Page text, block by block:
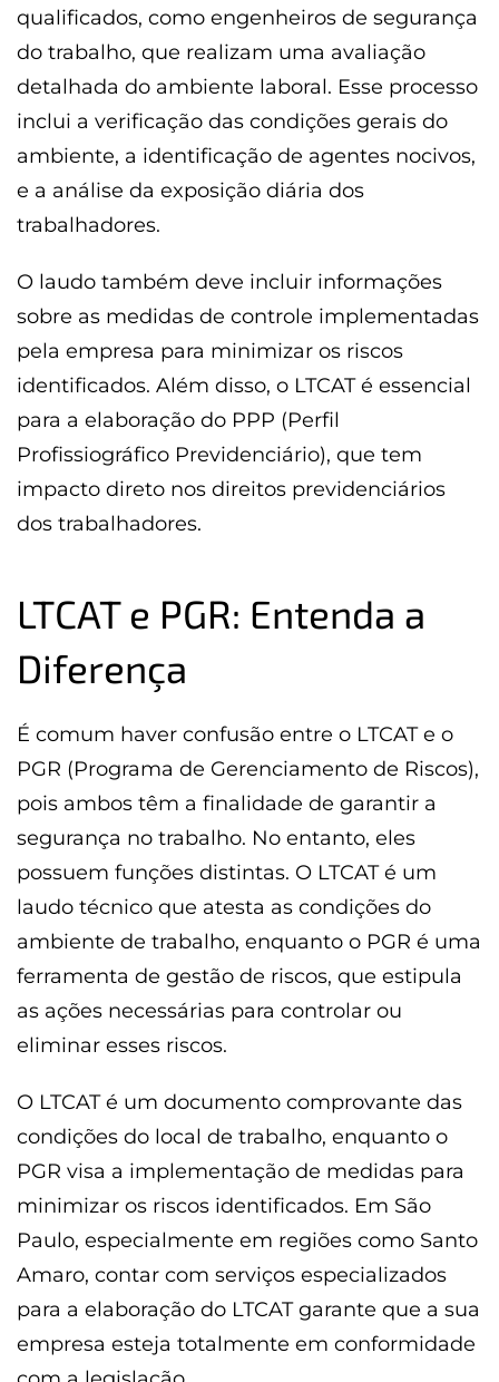
qualificados, como engenheiros de segurança
do trabalho, que realizam uma avaliação
detalhada do ambiente laboral. Esse processo
inclui a verificação das condições gerais do
ambiente, a identificação de agentes nocivos,
e a análise da exposição diária dos
trabalhadores.
O laudo também deve incluir informações
sobre as medidas de controle implementadas
pela empresa para minimizar os riscos
identificados. Além disso, o LTCAT é essencial
para a elaboração do PPP (Perfil
Profissiográfico Previdenciário), que tem
impacto direto nos direitos previdenciários
dos trabalhadores.
LTCAT e PGR: Entenda a
Diferença
É comum haver confusão entre o LTCAT e o
PGR (Programa de Gerenciamento de Riscos),
pois ambos têm a finalidade de garantir a
segurança no trabalho. No entanto, eles
possuem funções distintas. O LTCAT é um
laudo técnico que atesta as condições do
ambiente de trabalho, enquanto o PGR é uma
ferramenta de gestão de riscos, que estipula
as ações necessárias para controlar ou
eliminar esses riscos.
O LTCAT é um documento comprovante das
condições do local de trabalho, enquanto o
PGR visa a implementação de medidas para
minimizar os riscos identificados. Em São
Paulo, especialmente em regiões como Santo
Amaro, contar com serviços especializados
para a elaboração do LTCAT garante que a sua
empresa esteja totalmente em conformidade